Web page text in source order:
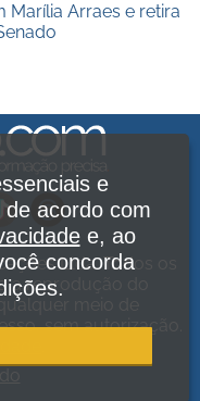
Arraes e retira
Ltda. Todos os
a reprodução do
meio de
sem autorização.
e
acordo com
e, ao
concorda